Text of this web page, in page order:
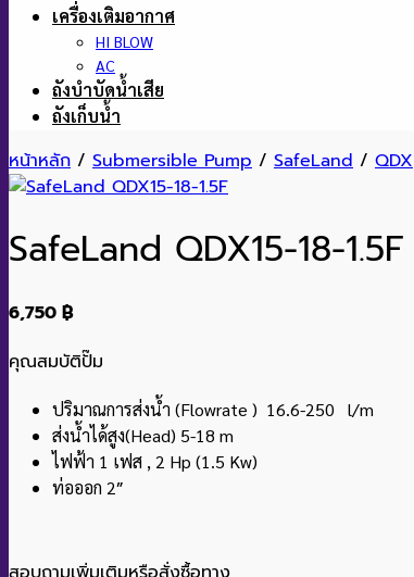
เครื่องเติมอากาศ
HI BLOW
AC
ถังบำบัดน้ำเสีย
ถังเก็บน้ำ
หน้าหลัก / Submersible Pump / SafeLand / QDX
SafeLand QDX15-18-1.5F
6,750 ฿
คุณสมบัติปั๊ม
ปริมาณการส่งน้ำ (Flowrate ) 16.6-250 l/m
ส่งน้ำได้สูง(Head) 5-18 m
ไฟฟ้า 1 เฟส , 2 Hp (1.5 Kw)
ท่อออก 2″